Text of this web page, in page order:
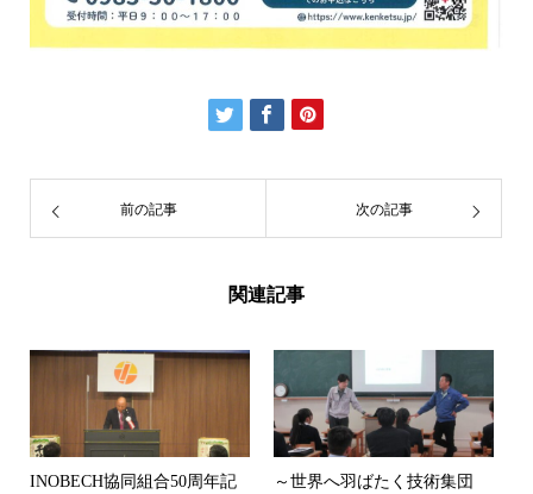
前の記事 次の記事
関連記事
INOBECH協同組合50周年記
～世界へ羽ばたく技術集団